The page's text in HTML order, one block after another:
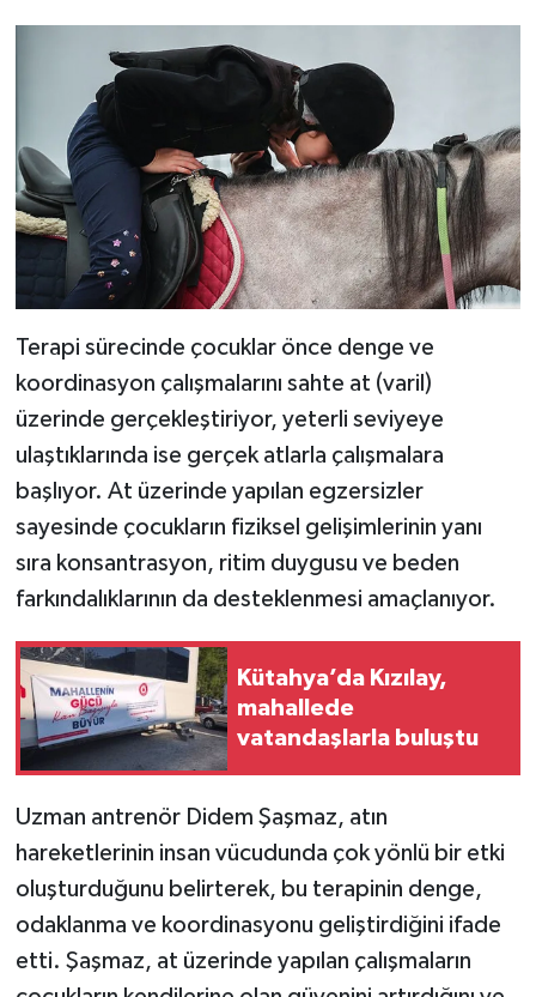
Terapi sürecinde çocuklar önce denge ve
koordinasyon çalışmalarını sahte at (varil)
üzerinde gerçekleştiriyor, yeterli seviyeye
ulaştıklarında ise gerçek atlarla çalışmalara
başlıyor. At üzerinde yapılan egzersizler
sayesinde çocukların fiziksel gelişimlerinin yanı
sıra konsantrasyon, ritim duygusu ve beden
farkındalıklarının da desteklenmesi amaçlanıyor.
Kütahya’da Kızılay,
mahallede
vatandaşlarla buluştu
Uzman antrenör Didem Şaşmaz, atın
hareketlerinin insan vücudunda çok yönlü bir etki
oluşturduğunu belirterek, bu terapinin denge,
odaklanma ve koordinasyonu geliştirdiğini ifade
etti. Şaşmaz, at üzerinde yapılan çalışmaların
Kültür Sanat
Kütahya
Magazin
Otomobil
Pazarlar
Politika
Resmi İlan
Rüya Tabirleri
Sağlık
Şaphane
Simav
Siyaset
Tavşanlı
Teknoloji